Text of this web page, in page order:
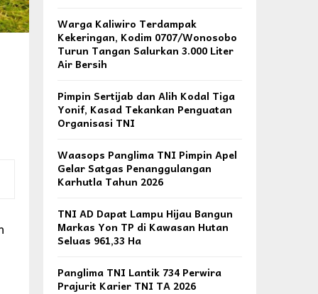
Warga Kaliwiro Terdampak
Kekeringan, Kodim 0707/Wonosobo
Turun Tangan Salurkan 3.000 Liter
Air Bersih
Pimpin Sertijab dan Alih Kodal Tiga
Yonif, Kasad Tekankan Penguatan
Organisasi TNI
Waasops Panglima TNI Pimpin Apel
Gelar Satgas Penanggulangan
Karhutla Tahun 2026
TNI AD Dapat Lampu Hijau Bangun
Markas Yon TP di Kawasan Hutan
Seluas 961,33 Ha
Panglima TNI Lantik 734 Perwira
Prajurit Karier TNI TA 2026